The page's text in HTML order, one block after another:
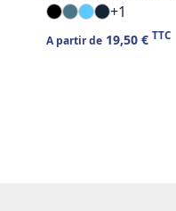
+1
A partir de 19,50 € TTC